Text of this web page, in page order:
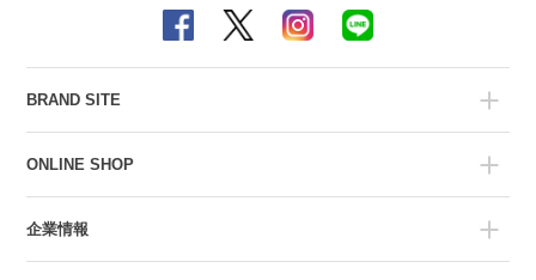
BRAND SITE
ONLINE SHOP
企業情報